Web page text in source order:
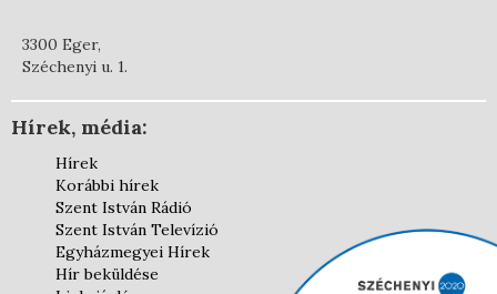
3300 Eger,
Széchenyi u. 1.
Hírek, média:
Hírek
Korábbi hírek
Szent István Rádió
Szent István Televízió
Egyházmegyei Hírek
Hír beküldése